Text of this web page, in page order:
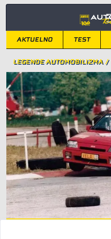
AKTUELNO TEST
LEGENDE AUTOMOBILIZMA /